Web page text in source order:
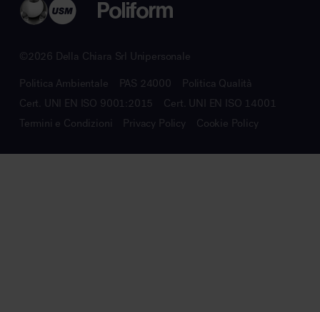
©2026 Della Chiara Srl Unipersonale
Politica Ambientale PAS 24000
Politica Qualità
Cert. UNI EN ISO 9001:2015
Cert. UNI EN ISO 14001
Termini e Condizioni
Privacy Policy Cookie Policy